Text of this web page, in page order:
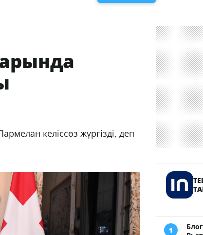
келіссөз жүргізді, деп